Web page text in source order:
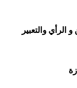
والتعبير